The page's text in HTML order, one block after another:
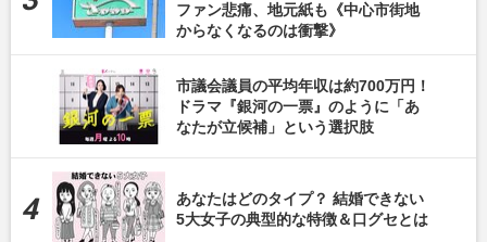
ファン悲痛、地元紙も《中心市街地
からなくなるのは衝撃》
市議会議員の平均年収は約700万円！
ドラマ『銀河の一票』のように「あ
なたが立候補」という選択肢
あなたはどのタイプ？ 結婚できない
5大女子の典型的な特徴＆口グセとは